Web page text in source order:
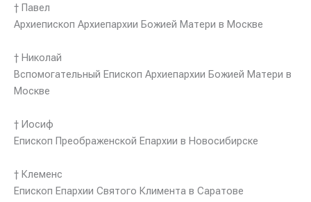
† Павел
Архиепископ Архиепархии Божией Матери в Москве
† Николай
Вспомогательный Епископ Архиепархии Божией Матери в
Москве
† Иосиф
Епископ Преображенской Епархии в Новосибирске
† Клеменс
Епископ Епархии Святого Климента в Саратове